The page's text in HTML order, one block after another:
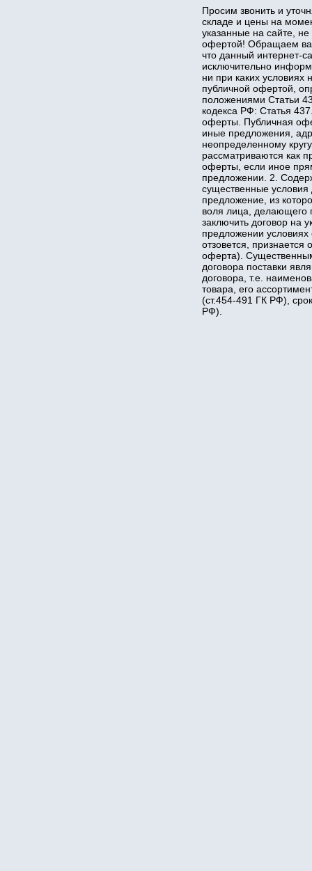
Просим звонить и
складе и цены на
указанные на сайте,
офертой! Обращаем
что данный интернет-
исключительно
ни при каких условиях
публичной офертой,
положениями Статьи
кодекса РФ: Статья
оферты. Публичная
иные предложения,
неопределенному
рассматриваются как
оферты, если иное
предложении. 2.
существенные условия
предложение, из
воля лица, делающего
заключить договор на
предложении
отзовется,
оферта).
договора поставки
договора, т.е.
товара, его
(ст.454-491 ГК РФ),
РФ).